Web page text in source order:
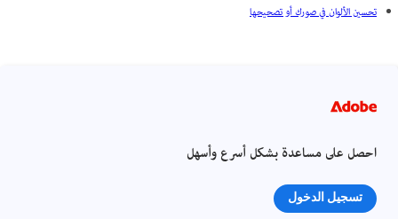
تحسين الألوان في صورك أو تصحيحها
احصل على مساعدة بشكل أسرع وأسهل
تسجيل الدخول